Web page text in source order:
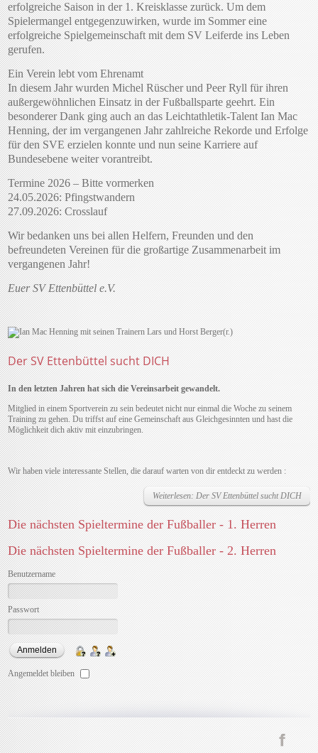
erfolgreiche Saison in der 1. Kreisklasse zurück. Um dem
Spielermangel entgegenzuwirken, wurde im Sommer eine
erfolgreiche Spielgemeinschaft mit dem SV Leiferde ins Leben
gerufen.
Ein Verein lebt vom Ehrenamt
In diesem Jahr wurden Michel Rüscher und Peer Ryll für ihren
außergewöhnlichen Einsatz in der Fußballsparte geehrt. Ein
besonderer Dank ging auch an das Leichtathletik-Talent Ian Mac
Henning, der im vergangenen Jahr zahlreiche Rekorde und Erfolge
für den SVE erzielen konnte und nun seine Karriere auf
Bundesebene weiter vorantreibt.
Termine 2026 – Bitte vormerken
24.05.2026: Pfingstwandern
27.09.2026: Crosslauf
Wir bedanken uns bei allen Helfern, Freunden und den
befreundeten Vereinen für die großartige Zusammenarbeit im
vergangenen Jahr!
Euer SV Ettenbüttel e.V.
Der SV Ettenbüttel sucht DICH
In den letzten Jahren hat sich die Vereinsarbeit gewandelt.
Mitglied in einem Sportverein zu sein bedeutet nicht nur einmal die Woche zu seinem
Training zu gehen. Du triffst auf eine Gemeinschaft aus Gleichgesinnten und hast die
Möglichkeit dich aktiv mit einzubringen.
Wir haben viele interessante Stellen, die darauf warten von dir entdeckt zu werden :
Weiterlesen: Der SV Ettenbüttel sucht DICH
Die nächsten Spieltermine der Fußballer - 1. Herren
Die nächsten Spieltermine der Fußballer - 2. Herren
Benutzername
Passwort
Angemeldet bleiben